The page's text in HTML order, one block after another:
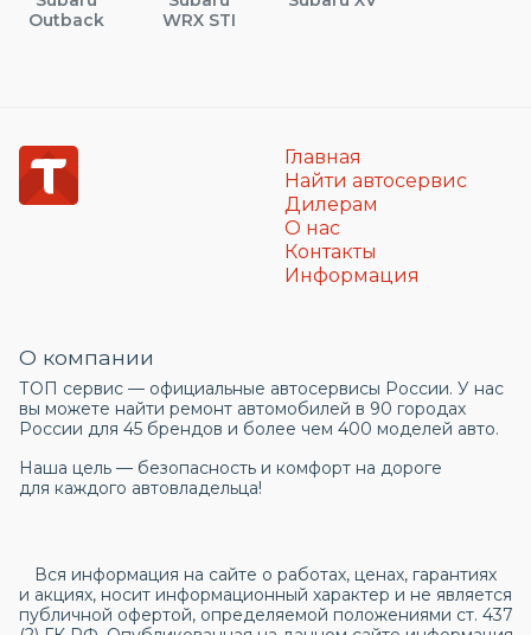
Outback
WRX STI
Главная
Найти автосервис
Дилерам
О нас
Контакты
Информация
О компании
ТОП сервис — официальные автосервисы России. У нас
вы можете найти ремонт автомобилей в 90 городах
России для 45 брендов и более чем 400 моделей авто.
Наша цель — безопасность и комфорт на дороге
для каждого автовладельца!
Вся информация на сайте о работах, ценах, гарантиях
и акциях, носит информационный характер и не является
публичной офертой, определяемой положениями ст. 437